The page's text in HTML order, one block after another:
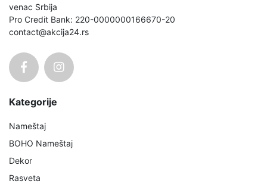
venac Srbija
Pro Credit Bank: 220-0000000166670-20
contact@akcija24.rs
Kategorije
Nameštaj
BOHO Nameštaj
Dekor
Rasveta